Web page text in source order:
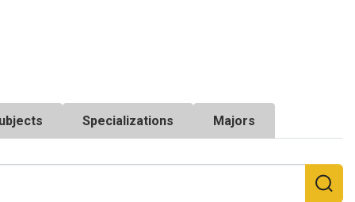
Specializations Majors